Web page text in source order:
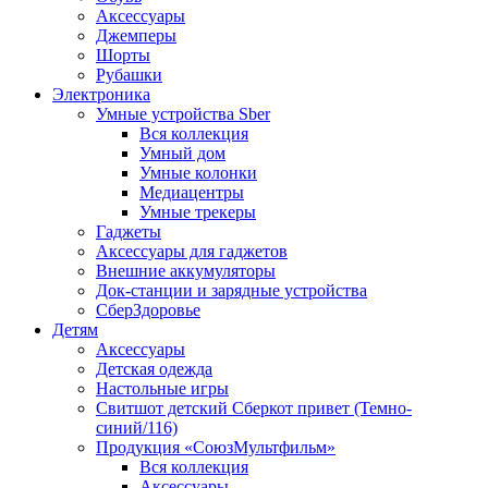
Аксессуары
Джемперы
Шорты
Рубашки
Электроника
Умные устройства Sber
Вся коллекция
Умный дом
Умные колонки
Медиацентры
Умные трекеры
Гаджеты
Аксессуары для гаджетов
Внешние аккумуляторы
Док-станции и зарядные устройства
СберЗдоровье
Детям
Аксессуары
Детская одежда
Настольные игры
Свитшот детский Сберкот привет (Темно-
синий/116)
Продукция «СоюзМультфильм»
Вся коллекция